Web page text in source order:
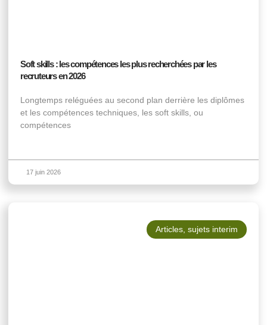
Soft skills : les compétences les plus recherchées par les
recruteurs en 2026
Longtemps reléguées au second plan derrière les diplômes
et les compétences techniques, les soft skills, ou
compétences
17 juin 2026
Articles sujets interim